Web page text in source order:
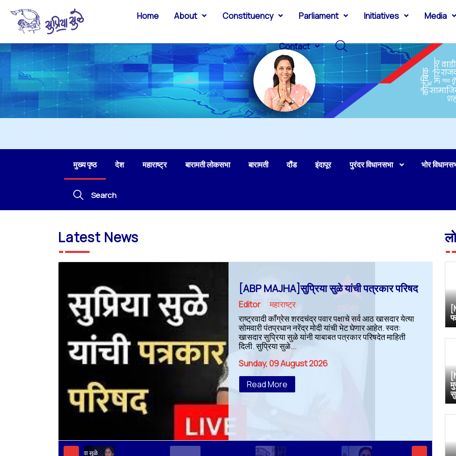
Home About Constituency Parliament Initiatives Media
Contact
मुख्य पृष्ठ देश महाराष्ट्र बारामती लोकसभा बारामती दौंड इंदापूर पुरंदर विधानसभा भोर
Search
Latest News
[ABP MAJHA]सुप्रिया सुळे यांची पत्रकार परिषद
Editor
महाराष्ट्र
राष्ट्रवादी काँग्रेस शरदचंद्र पवार पक्षाचे सर्व आठ खासदार येत्या
सोमवारी पंतप्रधान नरेंद्र मोदी यांची भेट घेणार आहेत. स्वत:
खासदार सुप्रिया सुळे यांनी याबाबत पत्रकार परिषदेत माहिती
दिली. सुप्रिया सुळे...
Sunday, 09 August 2026
Read More